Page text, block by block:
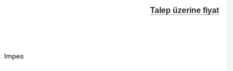
Talep üzerine fiyat
Impes